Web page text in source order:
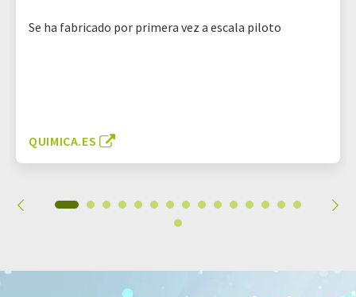
Se ha fabricado por primera vez a escala piloto
QUIMICA.ES